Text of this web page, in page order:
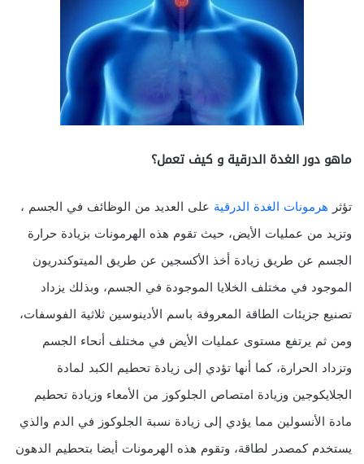
ماهو دور الغدة الدرقية و كيف تعمل؟
تؤثرهرمونات الغدة الدرقية على العديد من الوظائف في الجسم ،
وتزيد من عمليات الأيض، حيث تقوم هذه الهرمونات بزيادة حرارة
الجسم عن طريق زيادة أخذ الأكسجين عن طريق الميتوكندريون
الموجود في مختلف الخلايا الموجودة في الجسم، وبذلك يزداد
تصنيع جزيئات الطاقة المعروفة باسم الأدينوسين ثلاثية الفوسفات،
ومن ثم يرتفع مستوى عمليات الأيض في مختلف أنحاء الجسم
وتزداد الحرارة، كما أنها تؤدي إلى زيادة تحطيم الكبد لمادة
الجلايكوجين وزيادة امتصاص الجلوكوز من الأمعاء وزيادة تحطيم
مادة الأنسولين مما يؤدي إلى زيادة نسبة الجلوكوز في الدم والذي
يستخدم كمصدر لطاقة، وتقوم هذه الهرمونات أيضا بتحطيم الدهون